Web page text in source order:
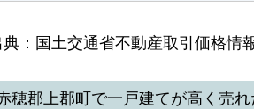
：国土交通省不動産取引価格情
穂郡上郡町で一戸建てが高く売